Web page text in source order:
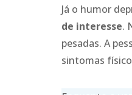
Já o humor
de interesse.
pesadas. A
sintomas